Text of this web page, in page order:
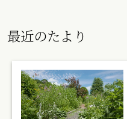
最近のたより